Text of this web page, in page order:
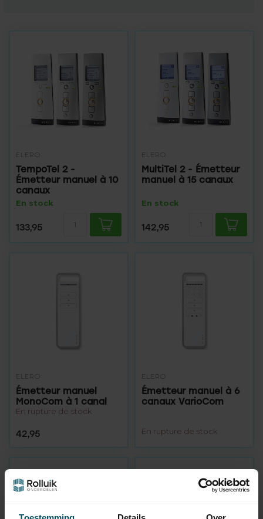
ELERO
TempoTel 2 -
Émetteur manuel à 10
canaux
En stock
133,95
ELERO
MultiTel 2 - Émetteur
manuel à 15 canaux
En stock
142,95
ELERO
Émetteur manuel
MonoCom à 1 canal
En rupture de stock
42,95
ELERO
Émetteur manuel à 6
canaux VarioCom
En rupture de stock